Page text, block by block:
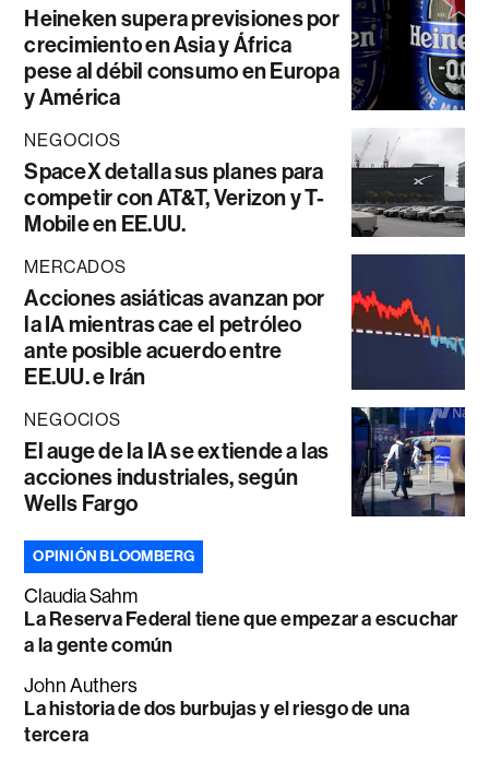
Heineken supera previsiones por
crecimiento en Asia y África
pese al débil consumo en Europa
y América
NEGOCIOS
SpaceX detalla sus planes para
competir con AT&T, Verizon y T-
Mobile en EE.UU.
MERCADOS
Acciones asiáticas avanzan por
la IA mientras cae el petróleo
ante posible acuerdo entre
EE.UU. e Irán
NEGOCIOS
El auge de la IA se extiende a las
acciones industriales, según
Wells Fargo
OPINIÓN BLOOMBERG
Claudia Sahm
La Reserva Federal tiene que empezar a escuchar
a la gente común
John Authers
La historia de dos burbujas y el riesgo de una
tercera